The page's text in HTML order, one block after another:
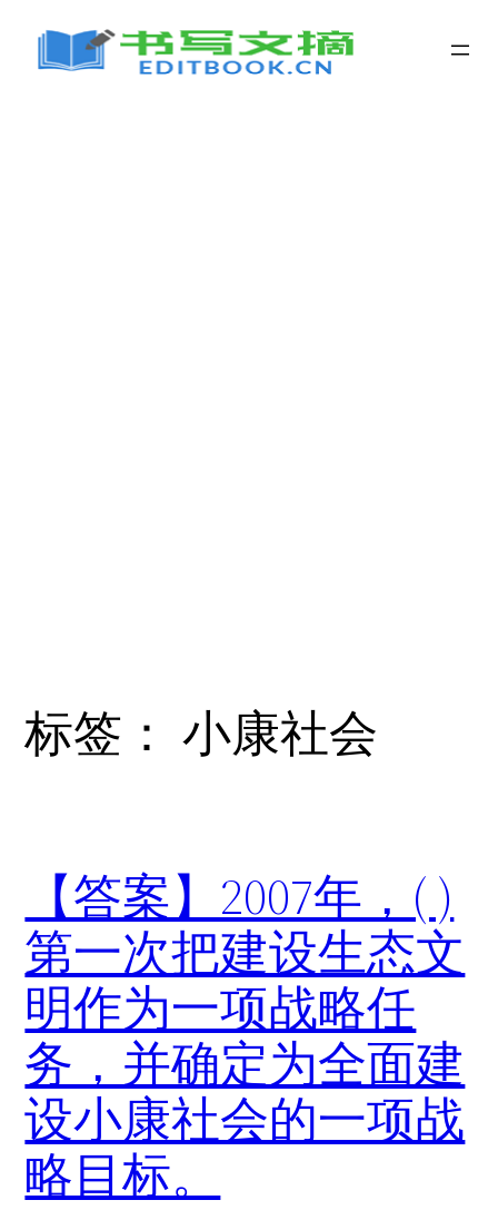
标签：小康社会
【答案】2007年，( )
第一次把建设生态文
明作为一项战略任
务，并确定为全面建
设小康社会的一项战
略目标。